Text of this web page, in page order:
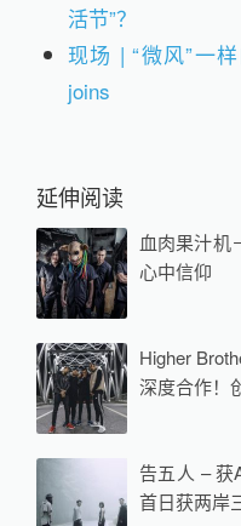
活节”？
现场 | “微风”一
joins
延伸阅读
血肉果汁机
心中信仰
Higher
深度合作！
告五人 – 获
首日获两岸